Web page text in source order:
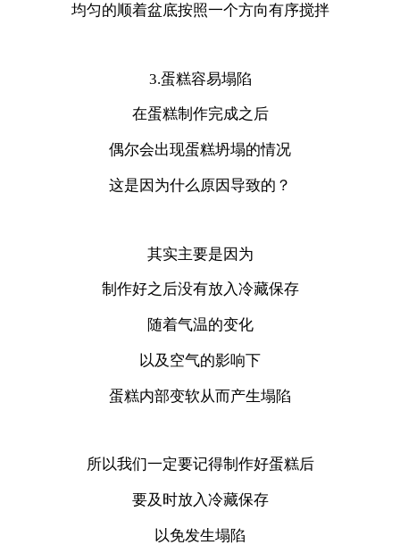
均匀的顺着盆底按照一个方向有序搅拌
3.蛋糕容易塌陷
在蛋糕制作完成之后
偶尔会出现蛋糕坍塌的情况
这是因为什么原因导致的？
其实主要是因为
制作好之后没有放入冷藏保存
随着气温的变化
以及空气的影响下
蛋糕内部变软从而产生塌陷
所以我们一定要记得制作好蛋糕后
要及时放入冷藏保存
以免发生塌陷